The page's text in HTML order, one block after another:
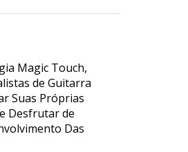
Magic Touch,
de Guitarra
Suas Próprias
Desfrutar de
Das